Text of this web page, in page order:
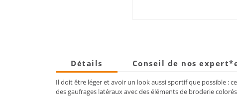
Détails Conseil de nos
Il doit être léger et avoir un look aussi sportif que possible :
des gaufrages latéraux avec des éléments de broderie